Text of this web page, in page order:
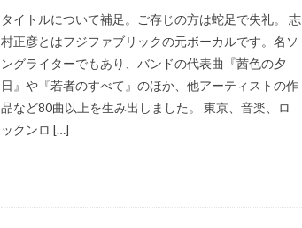
タイトルについて補足。ご存じの方は蛇足で失礼。 志
村正彦とはフジファブリックの元ボーカルです。名ソ
ングライターでもあり、バンドの代表曲『茜色の夕
日』や『若者のすべて』のほか、他アーティストの作
品など80曲以上を生み出しました。 東京、音楽、ロ
ックンロ […]